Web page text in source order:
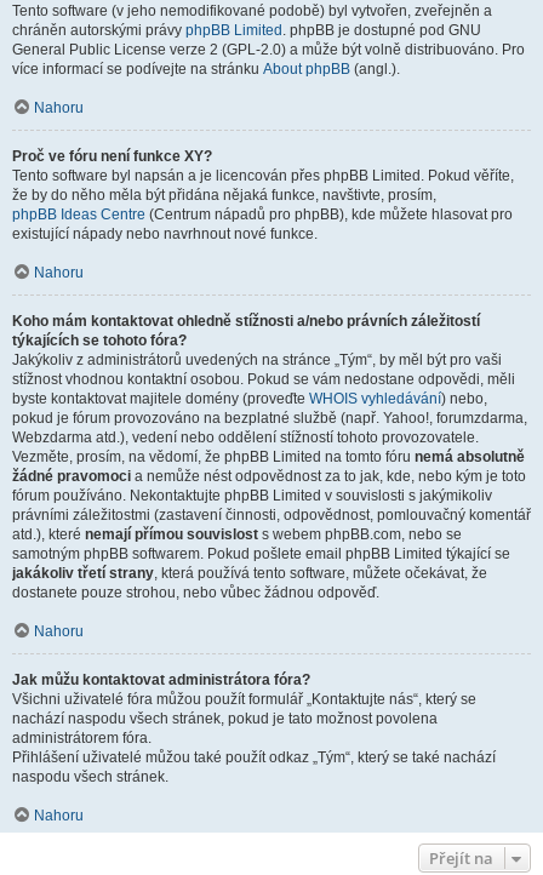
Tento software (v jeho nemodifikované podobě) byl vytvořen, zveřejněn a
chráněn autorskými právy phpBB Limited . phpBB je dostupné pod GNU
General Public License verze 2 (GPL-2.0) a může být volně distribuováno. Pro
více informací se podívejte na stránku About phpBB (angl.).
Nahoru
Proč ve fóru není funkce XY?
Tento software byl napsán a je licencován přes phpBB Limited. Pokud věříte,
že by do něho měla být přidána nějaká funkce, navštivte, prosím,
phpBB Ideas Centre (Centrum nápadů pro phpBB), kde můžete hlasovat pro
existující nápady nebo navrhnout nové funkce.
Nahoru
Koho mám kontaktovat ohledně stížnosti a/nebo právních záležitostí
týkajících se tohoto fóra?
Jakýkoliv z administrátorů uvedených na stránce „Tým“, by měl být pro vaši
stížnost vhodnou kontaktní osobou. Pokud se vám nedostane odpovědi, měli
byste kontaktovat majitele domény (proveďte WHOIS vyhledávání) nebo,
pokud je fórum provozováno na bezplatné službě (např. Yahoo!, forumzdarma,
Webzdarma atd.), vedení nebo oddělení stížností tohoto provozovatele.
Vezměte, prosím, na vědomí, že phpBB Limited na tomto fóru nemá absolutně
žádné pravomoci a nemůže nést odpovědnost za to jak, kde, nebo kým je toto
fórum používáno. Nekontaktujte phpBB Limited v souvislosti s jakýmikoliv
právními záležitostmi (zastavení činnosti, odpovědnost, pomlouvačný komentář
atd.), které nemají přímou souvislost s webem phpBB.com, nebo se
samotným phpBB softwarem. Pokud pošlete email phpBB Limited týkající se
jakákoliv třetí strany, která používá tento software, můžete očekávat, že
dostanete pouze strohou, nebo vůbec žádnou odpověď.
Nahoru
Jak můžu kontaktovat administrátora fóra?
Všichni uživatelé fóra můžou použít formulář „Kontaktujte nás“, který se
nachází naspodu všech stránek, pokud je tato možnost povolena
administrátorem fóra.
Přihlášení uživatelé můžou také použít odkaz „Tým“, který se také nachází
naspodu všech stránek.
Nahoru
Přejít na